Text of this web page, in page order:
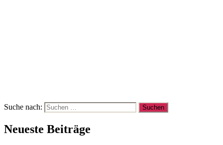
Suche nach:
Neueste Beiträge